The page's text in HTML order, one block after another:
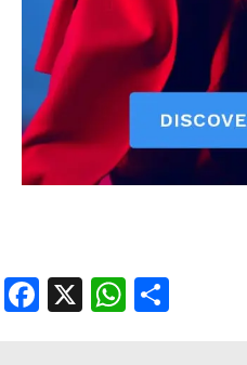
Facebook
X WhatsApp